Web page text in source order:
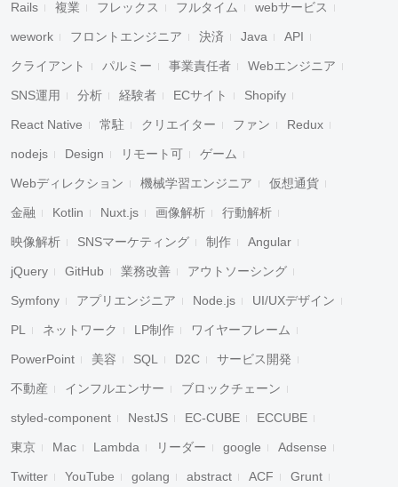
Rails 複業 フレックス フルタイム webサービス
wework フロントエンジニア 決済 Java API
クライアント パルミー 事業責任者 Webエンジニア
SNS運用 分析 経験者 ECサイト Shopify
React Native 常駐 クリエイター ファン Redux
nodejs Design リモート可 ゲーム
Webディレクション 機械学習エンジニア 仮想通貨
金融 Kotlin Nuxt.js 画像解析 行動解析
映像解析 SNSマーケティング 制作 Angular
jQuery GitHub 業務改善 アウトソーシング
Symfony アプリエンジニア Node.js UI/UXデザイン
PL ネットワーク LP制作 ワイヤーフレーム
PowerPoint 美容 SQL D2C サービス開発
不動産 インフルエンサー ブロックチェーン
styled-component NestJS EC-CUBE ECCUBE
東京 Mac Lambda リーダー google Adsense
Twitter YouTube golang abstract ACF Grunt